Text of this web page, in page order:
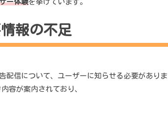
ー体験を挙げています。
報の不足
配信について、ユーザーに知らせる必要がありま
容が案内されており、